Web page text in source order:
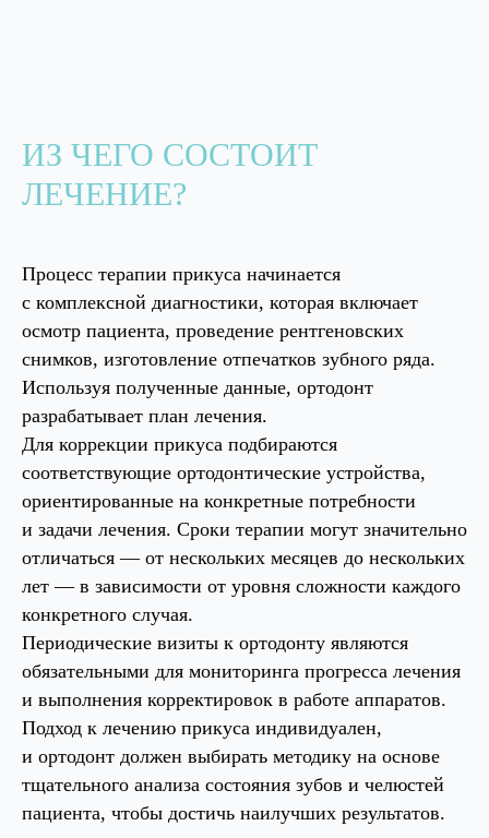
ИЗ ЧЕГО СОСТОИТ
ЛЕЧЕНИЕ?
Процесс терапии прикуса начинается
с комплексной диагностики, которая включает
осмотр пациента, проведение рентгеновских
снимков, изготовление отпечатков зубного ряда.
Используя полученные данные, ортодонт
разрабатывает план лечения.
Для коррекции прикуса подбираются
соответствующие ортодонтические устройства,
ориентированные на конкретные потребности
и задачи лечения. Сроки терапии могут значительно
отличаться — от нескольких месяцев до нескольких
лет — в зависимости от уровня сложности каждого
конкретного случая.
Периодические визиты к ортодонту являются
обязательными для мониторинга прогресса лечения
и выполнения корректировок в работе аппаратов.
Подход к лечению прикуса индивидуален,
и ортодонт должен выбирать методику на основе
тщательного анализа состояния зубов и челюстей
пациента, чтобы достичь наилучших результатов.